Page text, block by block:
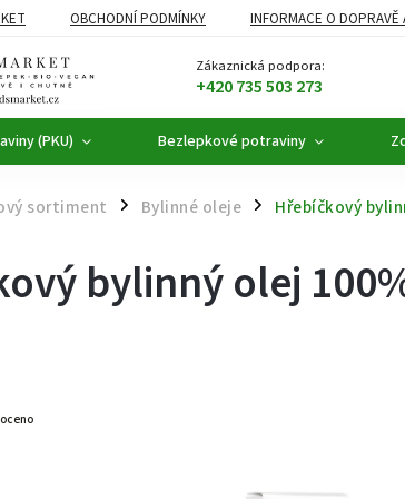
OBCHODNÍ PODMÍNKY INFORMACE O DOPRAVĚ
Zákaznická podpora:
+420 735 503 273
(PKU) Bezlepkové potraviny
sortiment / Bylinné oleje / Hřebíčkový
bylinný olej